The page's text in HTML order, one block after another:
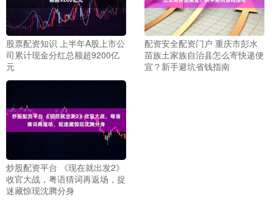
股票配资知识 上半年A股上市公
司累计现金分红总额超9200亿
元
配资安全配资门户 重庆市彭水
苗族土家族自治县怎么寄快递便
宜？新手避坑省钱指南
炒股配资平台 《现在就出发2》
收官大战，粤语猜词再返场，捉
迷藏惊现沈腾分身